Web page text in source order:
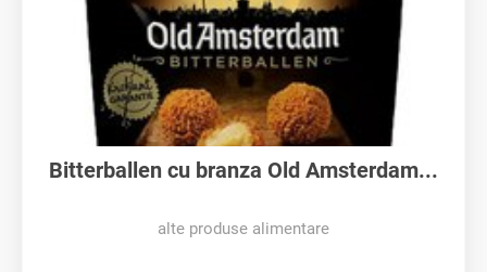
Bitterballen cu branza Old Amsterdam...
alte produse alimentare